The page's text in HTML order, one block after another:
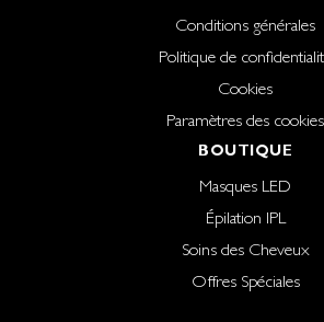
Conditions générales
Politique de
Cookies
Paramètres des cookies
BOUTIQUE
Masques LED
Épilation IPL
Soins des Cheveux
Offres Spéciales